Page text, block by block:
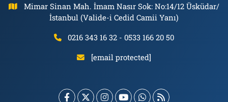
Mimar Sinan Mah. İmam Nasır Sok: No:14/12 Üsküdar/
İstanbul (Valide-i Cedid Camii Yanı)
0216 343 16 32 - 0533 166 20 50
[email protected]